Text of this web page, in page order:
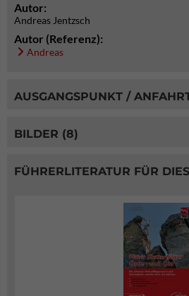
Autor:
Andreas Jentzsch
Autor (Referenz):
Andreas
AUSGANGSPUNKT /
BILDER (8)
FÜHRERLITERATUR FÜR